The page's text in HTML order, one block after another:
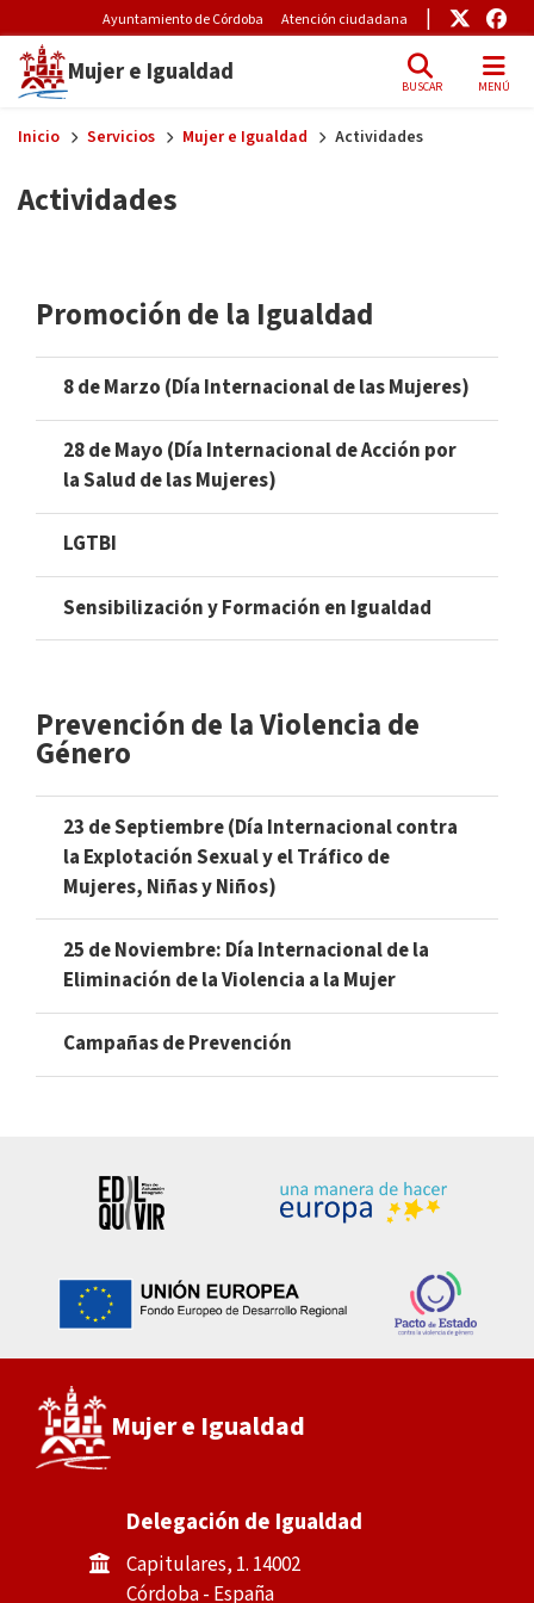
Pre-Header Microsite
Ayuntamiento de Córdoba Atención ciudadana Enlace
Mujer e Igualdad BUSCAR MENÚ
Inicio Servicios Mujer e Igualdad Actividades
Actividades
Promoción de la Igualdad
8 de Marzo (Día Internacional de las Mujeres)
28 de Mayo (Día Internacional de Acción por
la Salud de las Mujeres)
LGTBI
Sensibilización y Formación en Igualdad
Prevención de la Violencia de
Género
23 de Septiembre (Día Internacional contra
la Explotación Sexual y el Tráfico de
Mujeres, Niñas y Niños)
25 de Noviembre: Día Internacional de la
Eliminación de la Violencia a la Mujer
Campañas de Prevención
Mujer e Igualdad
Delegación de Igualdad
Capitulares, 1. 14002
Córdoba - España